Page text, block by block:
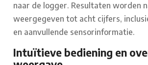
naar de logger. Resultaten worden
weergegeven tot acht cijfers,
en aanvullende sensorinformatie.
Intuïtieve bediening en